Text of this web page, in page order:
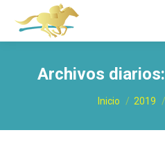
Archivos diarios:
Estás aquí:
Inicio 2019